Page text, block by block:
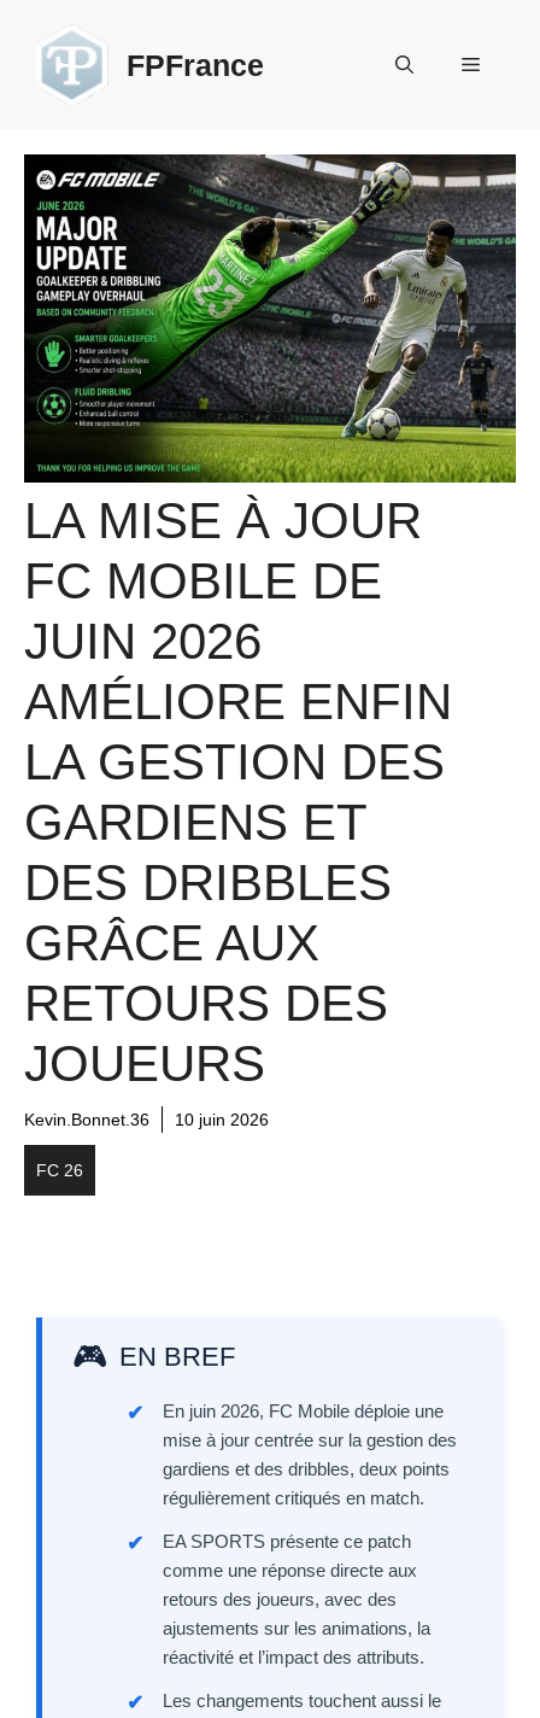
contenu
FPFrance Menu
LA MISE À JOUR
FC MOBILE DE
JUIN 2026
AMÉLIORE ENFIN
LA GESTION DES
GARDIENS ET
DES DRIBBLES
GRÂCE AUX
RETOURS DES
JOUEURS
Kevin.Bonnet.36 10 juin 2026
FC 26
EN BREF
En juin 2026, FC Mobile déploie une
mise à jour centrée sur la gestion des
gardiens et des dribbles, deux points
régulièrement critiqués en match.
EA SPORTS présente ce patch
comme une réponse directe aux
retours des joueurs, avec des
ajustements sur les animations, la
réactivité et l’impact des attributs.
Les changements touchent aussi le